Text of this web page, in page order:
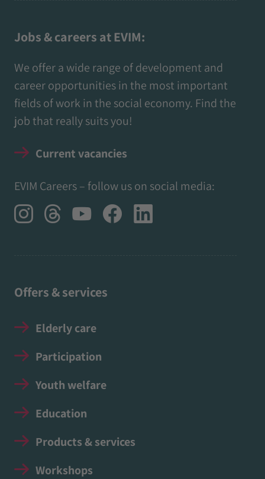
Jobs & careers at EVIM:
We offer a wide range of development and
career opportunities in the most important
fields of work in the social economy. Find the
job that really suits you!
Current vacancies
EVIM Careers – follow us on social media:
Offers & services
Elderly care
Participation
Youth welfare
Education
Products & services
Workshops